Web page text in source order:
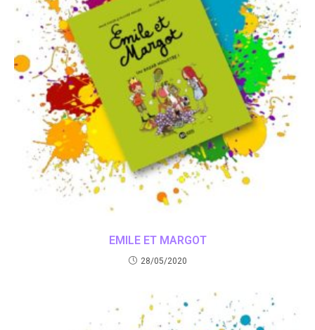
EMILE ET MARGOT
28/05/2020